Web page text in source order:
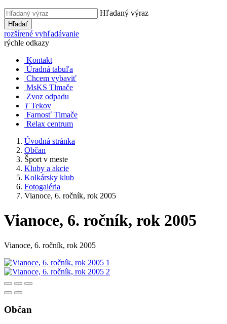
Hľadaný výraz
Hľadať
rozšírené vyhľadávanie
rýchle odkazy
Kontakt
Úradná tabuľa
Chcem vybaviť
MsKS Tlmače
Zvoz odpadu
T Tekov
Farnosť Tlmače
Relax centrum
Úvodná stránka
Občan
Šport v meste
Kluby a akcie
Kolkársky klub
Fotogaléria
Vianoce, 6. ročník, rok 2005
Vianoce, 6. ročník, rok 2005
Vianoce, 6. ročník, rok 2005
Občan